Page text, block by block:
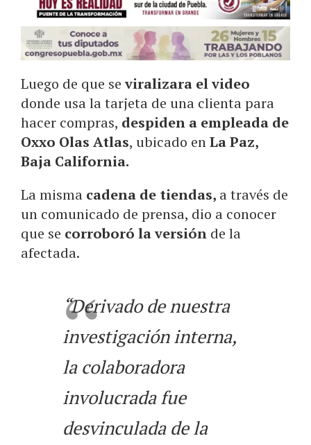
Luego de que seviralizara el video
donde usa la tarjeta de una clienta para
hacer compras, despiden a empleada de
Oxxo Olas Atlas, ubicado enLa Paz,
Baja California.
La misma cadena de tiendas, a través de
un comunicado de prensa, dio a conocer
que se corroboró la versión de la
afectada.
“Derivado de nuestra
investigación interna,
la colaboradora
involucrada fue
desvinculada de la